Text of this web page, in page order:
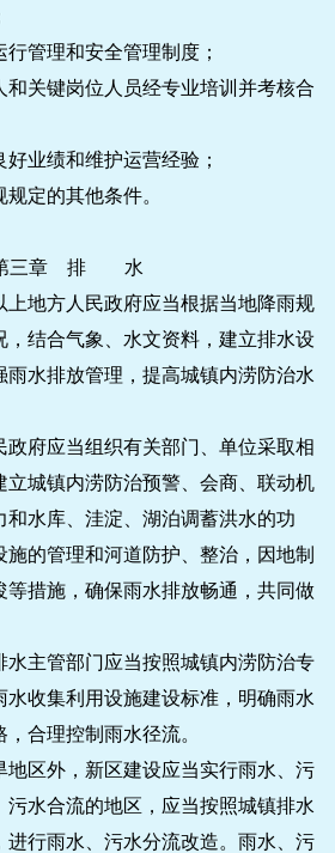
管理和安全管理制度；
关键岗位人员经专业培训并考核合
业绩和维护运营经验；
定的其他条件。
三章 排 水
地方人民政府应当根据当地降雨规
，结合气象、水文资料，建立排水设
雨水排放管理，提高城镇内涝防治水
府应当组织有关部门、单位采取相
立城镇内涝防治预警、会商、联动机
和水库、洼淀、湖泊调蓄洪水的功
的管理和河道防护、整治，因地制
等措施，确保雨水排放畅通，共同做
主管部门应当按照城镇内涝防治专
水收集利用设施建设标准，明确雨水
合理控制雨水径流。
区外，新区建设应当实行雨水、污
污水合流的地区，应当按照城镇排水
进行雨水、污水分流改造。雨水、污